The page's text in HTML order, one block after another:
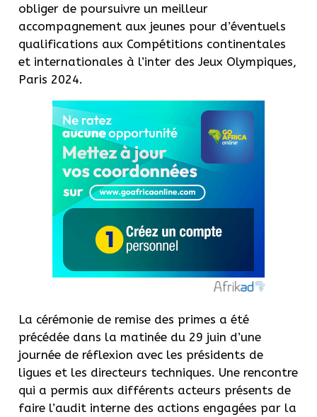
obliger de poursuivre un meilleur
accompagnement aux jeunes pour d’éventuels
qualifications aux Compétitions continentales
et internationales à l’inter des Jeux Olympiques,
Paris 2024.
La cérémonie de remise des primes a été
précédée dans la matinée du 29 juin d’une
journée de réflexion avec les présidents de
ligues et les directeurs techniques. Une rencontre
qui a permis aux différents acteurs présents de
faire l’audit interne des actions engagées par la